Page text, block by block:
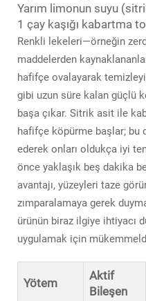
Yarım limonun suyu
1 çay kaşığı kabartma
Renkli lekeleri—örneğin
maddelerden
hafifçe ovalayarak
gibi uzun süre kalan güçlü
başa çıkar. Sitrik asit ile
hafifçe köpürme başlar; bu
ederek onları oldukça iyi
önce yaklaşık beş dakika
avantajı, yüzeyleri taze
zımparalamaya gerek
ürünün biraz ilgiye ihtiyacı
uygulamak için
Yötem
Aktif
Bileşen